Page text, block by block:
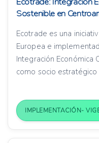
Sostenible en
Ecotrade es una
Europea e
Integración Económica
como socio
IMPLEMENTACIÓN-